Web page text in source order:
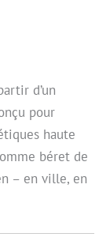
d’un
pour
haute
béret de
– en ville, en